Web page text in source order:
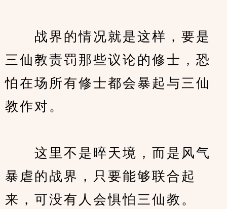
战界的情况就是这样，要是
三仙教责罚那些议论的修士，恐
怕在场所有修士都会暴起与三仙
教作对。
这里不是晬天境，而是风气
暴虐的战界，只要能够联合起
来，可没有人会惧怕三仙教。